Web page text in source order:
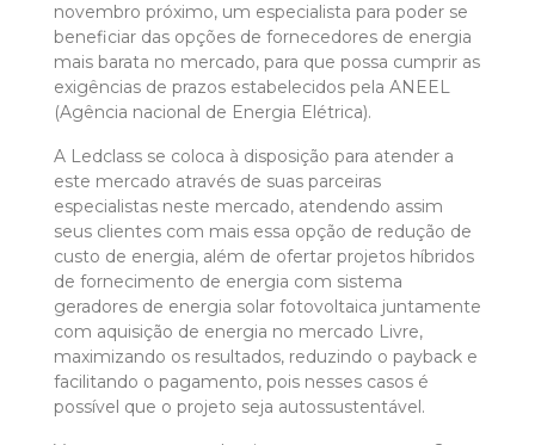
novembro próximo, um especialista para poder se
beneficiar das opções de fornecedores de energia
mais barata no mercado, para que possa cumprir as
exigências de prazos estabelecidos pela ANEEL
(Agência nacional de Energia Elétrica).
A Ledclass se coloca à disposição para atender a
este mercado através de suas parceiras
especialistas neste mercado, atendendo assim
seus clientes com mais essa opção de redução de
custo de energia, além de ofertar projetos híbridos
de fornecimento de energia com sistema
geradores de energia solar fotovoltaica juntamente
com aquisição de energia no mercado Livre,
maximizando os resultados, reduzindo o payback e
facilitando o pagamento, pois nesses casos é
possível que o projeto seja autossustentável.